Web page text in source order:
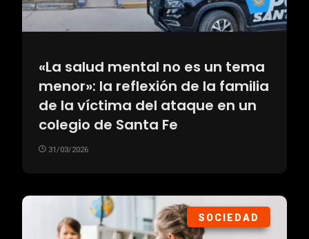
«La salud mental no es un tema
menor»: la reflexión de la familia
de la víctima del ataque en un
colegio de Santa Fe
31/03/2026
SOCIEDAD